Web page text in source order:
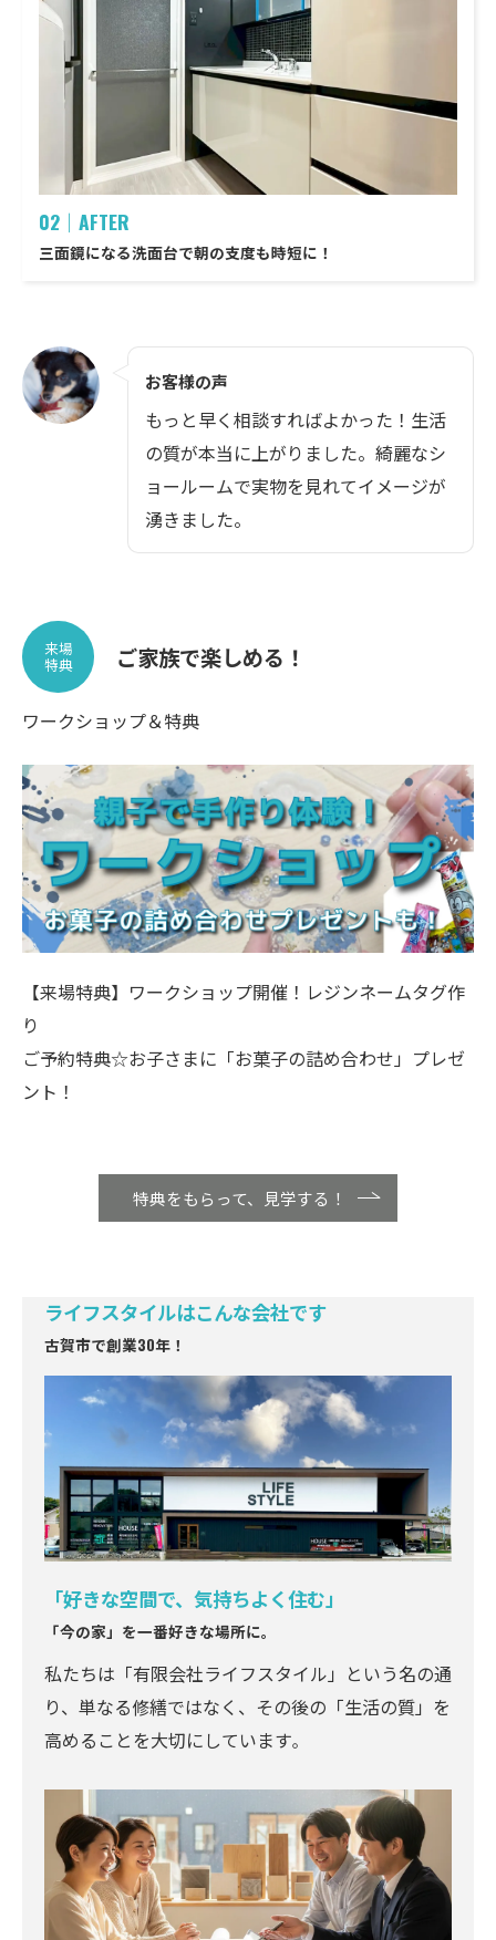
02｜AFTER
三面鏡になる洗面台で朝の支度も時短に！
お客様の声
もっと早く相談すればよかった！生活
の質が本当に上がりました。綺麗なシ
ョールームで実物を見れてイメージが
湧きました。
ご家族で楽しめる！
来場
特典
ワークショップ＆特典
【来場特典】ワークショップ開催！レジンネームタグ作
り
ご予約特典☆お子さまに「お菓子の詰め合わせ」プレゼ
ント！
特典をもらって、見学する！
ライフスタイルはこんな会社です
古賀市で創業30年！
「好きな空間で、気持ちよく住む」
「今の家」を一番好きな場所に。
私たちは「有限会社ライフスタイル」という名の通
り、単なる修繕ではなく、その後の「生活の質」を
高めることを大切にしています。